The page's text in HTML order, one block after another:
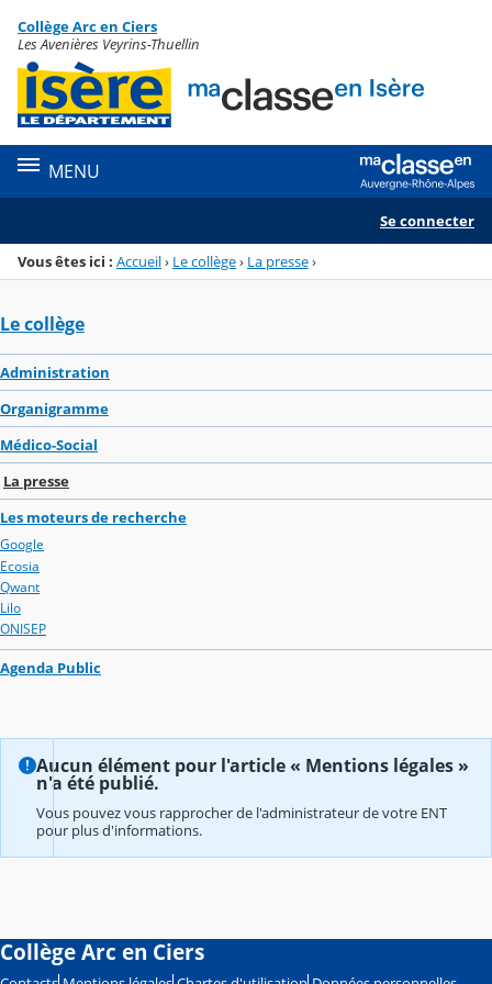
Menu de la rubrique
Contenu
Collège Arc en Ciers
Les Avenières Veyrins-Thuellin
MENU
Se connecter
Vous êtes ici : Accueil› Le collège› La presse›
Le collège
Administration
Organigramme
Médico-Social
La presse
Les moteurs de recherche
Google
Ecosia
Qwant
Lilo
ONISEP
Agenda Public
Aucun élément pour l'article « Mentions légales »
n'a été publié.
Vous pouvez vous rapprocher de l'administrateur de votre ENT
pour plus d'informations.
Collège Arc en Ciers